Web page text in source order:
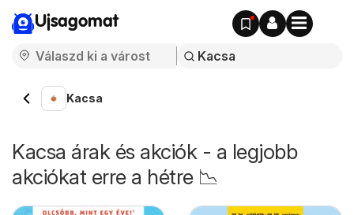
Ujsagomat
Kacsa
Kacsa árak és akciók - a legjobb
akciókat erre a hétre 📉